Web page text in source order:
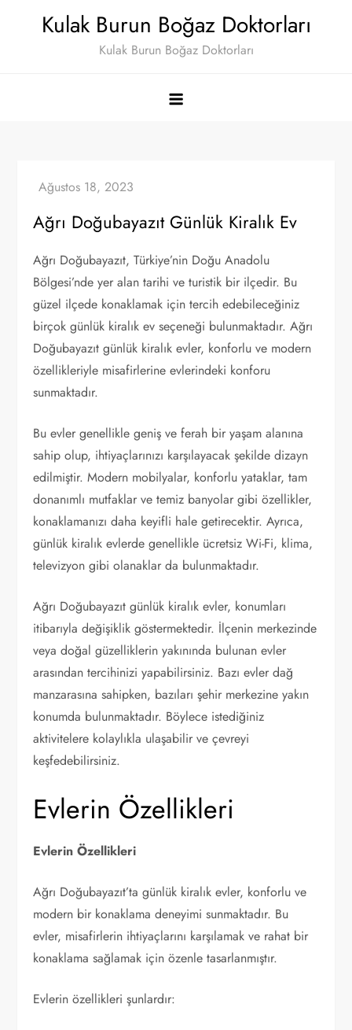
Kulak Burun Boğaz Doktorları
Kulak Burun Boğaz Doktorları
Ağrı Doğubayazıt Günlük Kiralık Ev
Ağrı Doğubayazıt, Türkiye’nin Doğu Anadolu
Bölgesi’nde yer alan tarihi ve turistik bir ilçedir. Bu
güzel ilçede konaklamak için tercih edebileceğiniz
birçok günlük kiralık ev seçeneği bulunmaktadır. Ağrı
Doğubayazıt günlük kiralık evler, konforlu ve modern
özellikleriyle misafirlerine evlerindeki konforu
sunmaktadır.
Bu evler genellikle geniş ve ferah bir yaşam alanına
sahip olup, ihtiyaçlarınızı karşılayacak şekilde dizayn
edilmiştir. Modern mobilyalar, konforlu yataklar, tam
donanımlı mutfaklar ve temiz banyolar gibi özellikler,
konaklamanızı daha keyifli hale getirecektir. Ayrıca,
günlük kiralık evlerde genellikle ücretsiz Wi-Fi, klima,
televizyon gibi olanaklar da bulunmaktadır.
Ağrı Doğubayazıt günlük kiralık evler, konumları
itibarıyla değişiklik göstermektedir. İlçenin merkezinde
veya doğal güzelliklerin yakınında bulunan evler
arasından tercihinizi yapabilirsiniz. Bazı evler dağ
manzarasına sahipken, bazıları şehir merkezine yakın
konumda bulunmaktadır. Böylece istediğiniz
aktivitelere kolaylıkla ulaşabilir ve çevreyi
keşfedebilirsiniz.
Evlerin Özellikleri
Evlerin Özellikleri
Ağrı Doğubayazıt’ta günlük kiralık evler, konforlu ve
modern bir konaklama deneyimi sunmaktadır. Bu
evler, misafirlerin ihtiyaçlarını karşılamak ve rahat bir
konaklama sağlamak için özenle tasarlanmıştır.
Evlerin özellikleri şunlardır: